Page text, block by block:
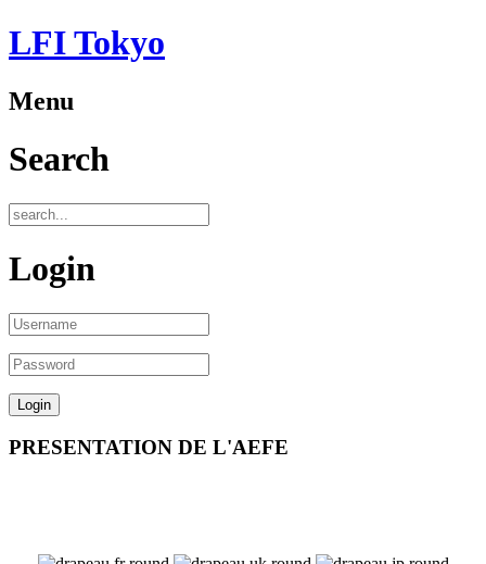
LFI Tokyo
Menu
Search
Login
PRESENTATION DE L'AEFE